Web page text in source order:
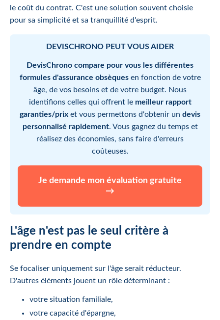
le coût du contrat. C'est une solution souvent choisie
pour sa simplicité et sa tranquillité d'esprit.
DEVISCHRONO PEUT VOUS AIDER
DevisChrono compare pour vous les différentes
formules d'assurance obsèquesen fonction de votre
âge, de vos besoins et de votre budget. Nous
identifions celles qui offrent le meilleur rapport
garanties/prix et vous permettons d'obtenir un devis
personnalisé rapidement. Vous gagnez du temps et
réalisez des économies, sans faire d'erreurs
coûteuses.
Je demande mon évaluation gratuite
→
L'âge n'est pas le seul critère à
prendre en compte
Se focaliser uniquement sur l'âge serait réducteur.
D'autres éléments jouent un rôle déterminant :
votre situation familiale,
votre capacité d'épargne,